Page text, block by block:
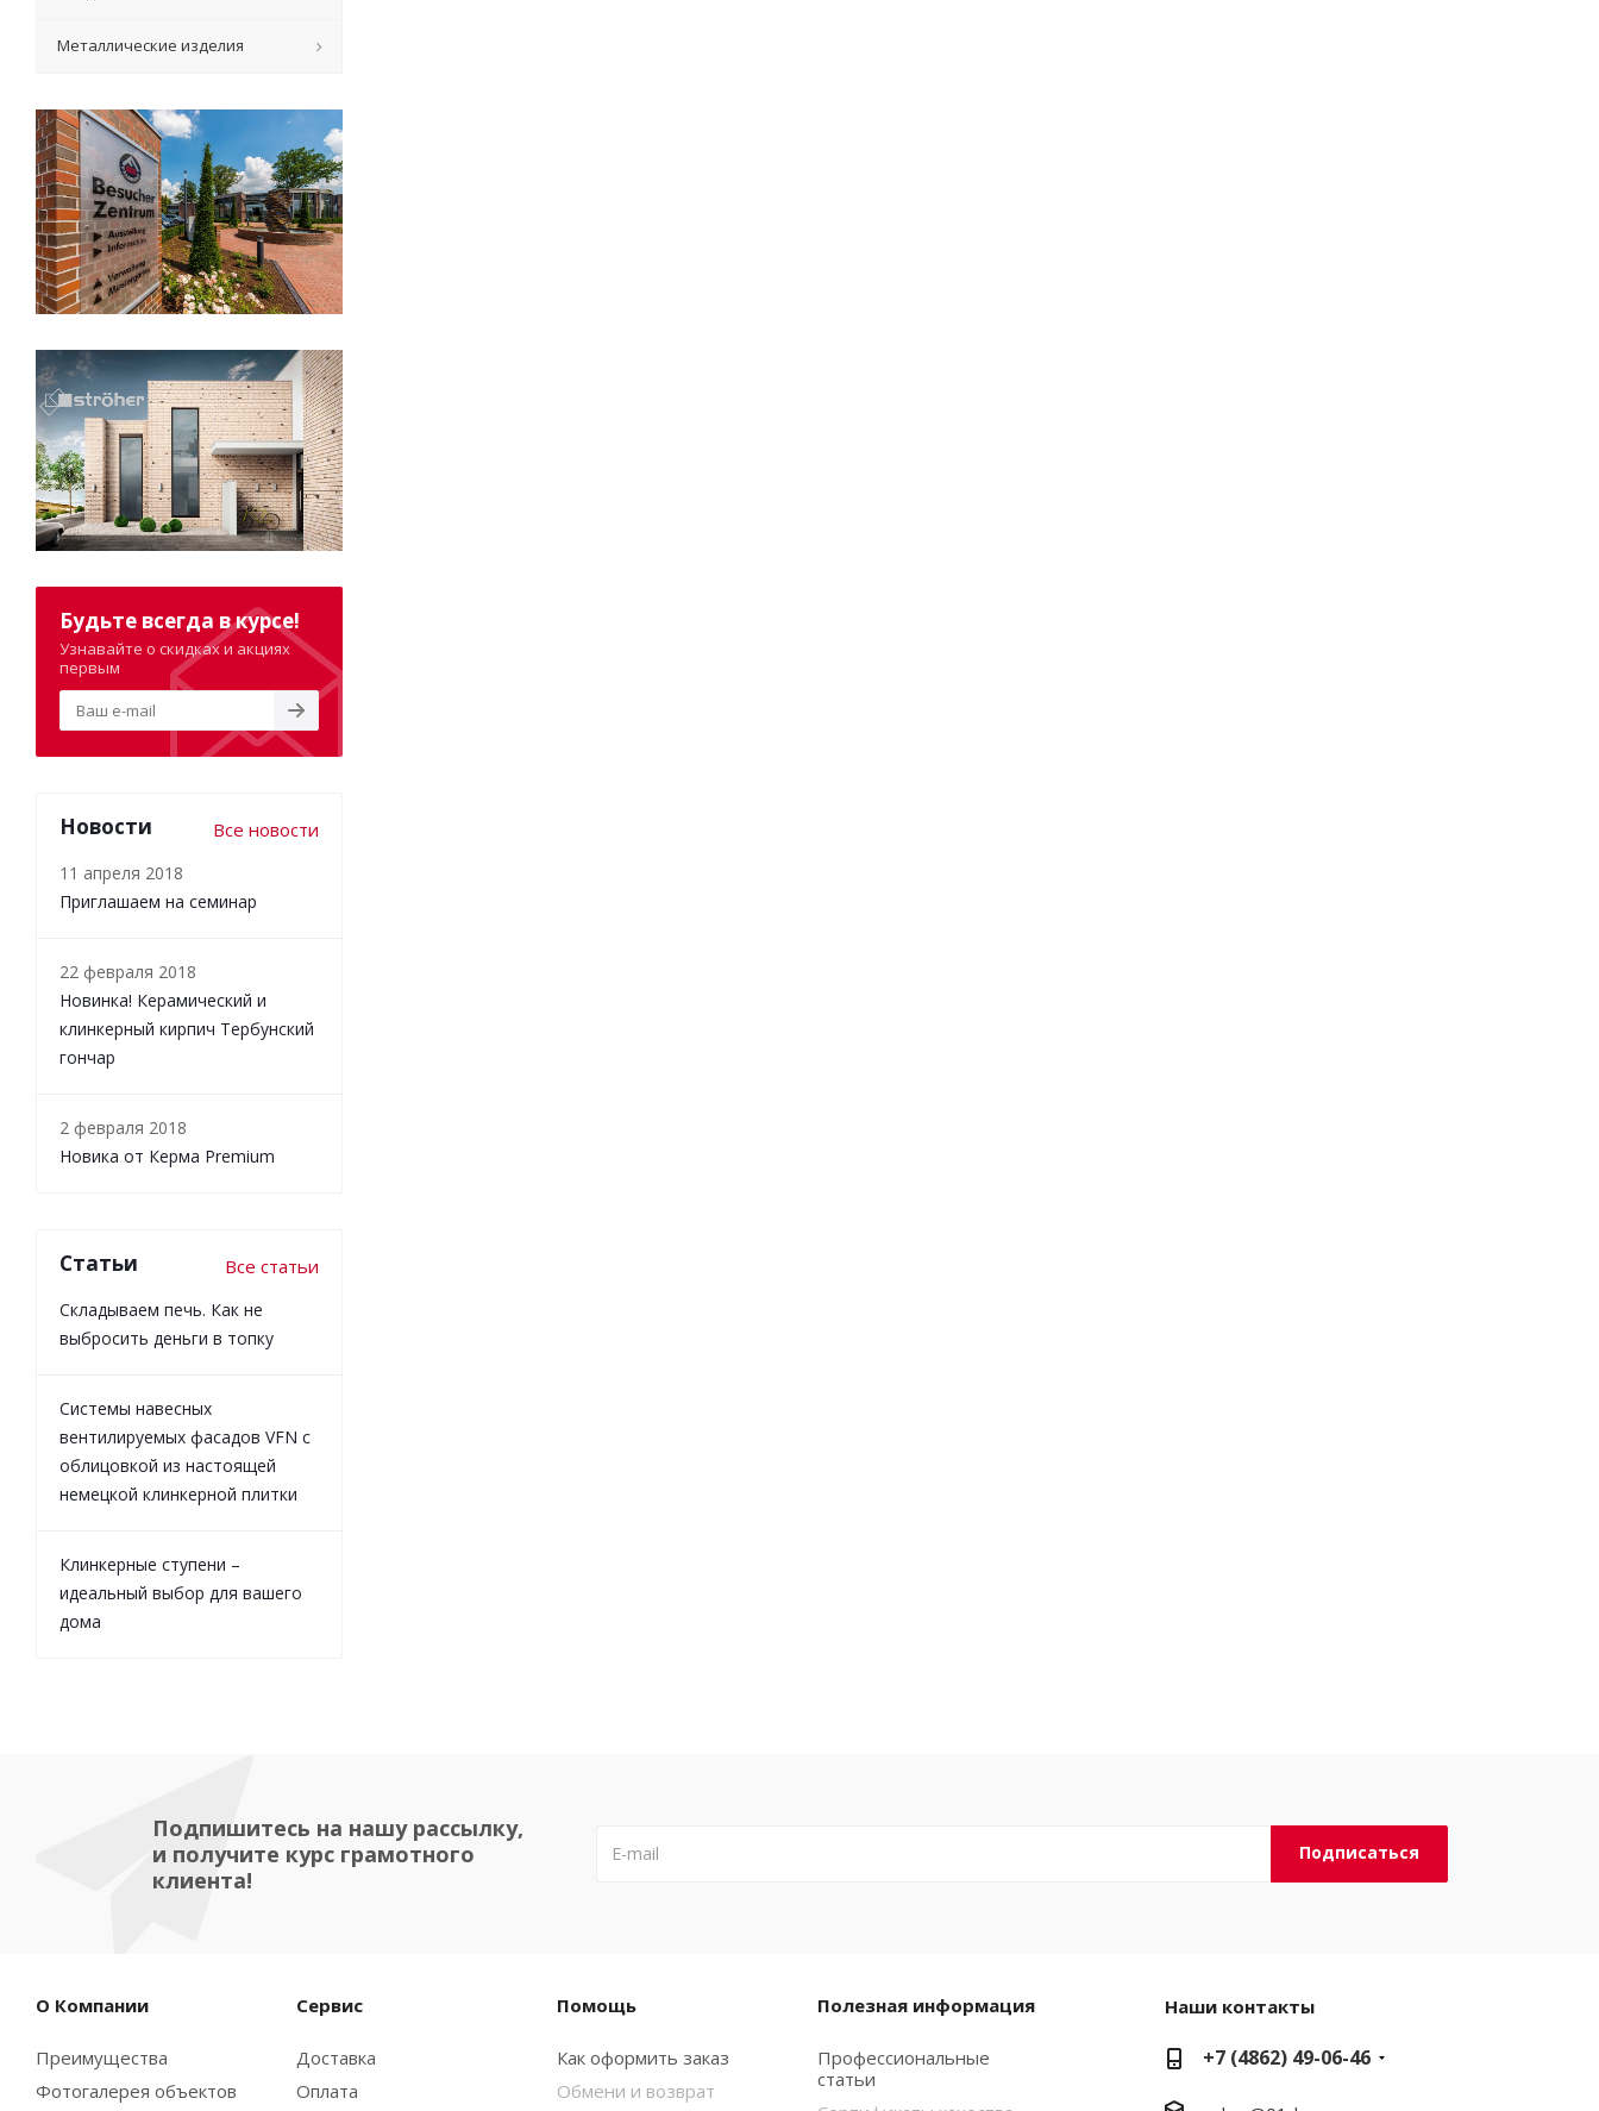
Металлические изделия
Будьте всегда в курсе!
Узнавайте о скидках и акциях
первым
Новости Все новости
11 апреля 2018
Приглашаем на семинар
22 февраля 2018
Новинка! Керамический и
клинкерный кирпич Тербунский
гончар
2 февраля 2018
Новика от Керма Premium
Статьи Все статьи
Складываем печь. Как не
выбросить деньги в топку
Системы навесных
вентилируемых фасадов VFN с
облицовкой из настоящей
немецкой клинкерной плитки
Клинкерные ступени –
идеальный выбор для вашего
дома
Подпишитесь на нашу рассылку,
и получите курс грамотного
клиента!
О Компании
Преимущества
Фотогалерея объектов
Сервис
Доставка
Оплата
Помощь
Как оформить заказ
Обмени и возврат
Полезная информация
Профессиональные
статьи
Наши контакты
+7 (4862) 49-06-46